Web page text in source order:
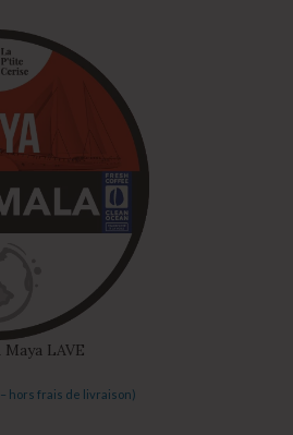
LAVE
– hors frais de livraison)